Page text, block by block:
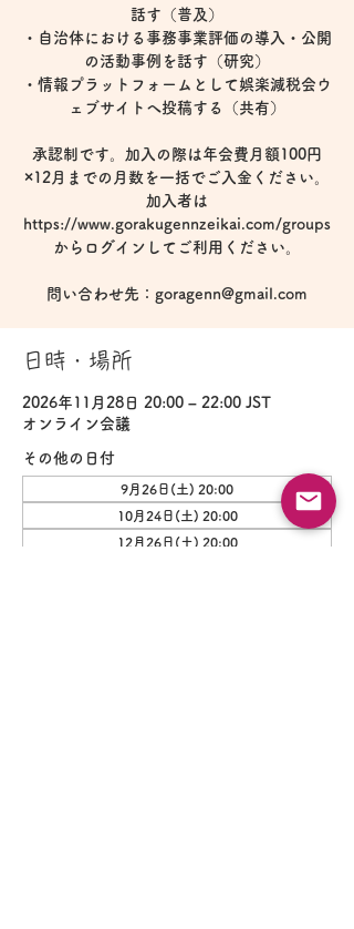
話す（普及）
・自治体における事務事業評価の導入・公開
の活動事例を話す（研究）
・情報プラットフォームとして娯楽減税会ウ
ェブサイトへ投稿する（共有）
承認制です。加入の際は年会費月額100円
×12月までの月数を一括でご入金ください。
加入者は
https://www.gorakugennzeikai.com/groups
からログインしてご利用ください。
問い合わせ先：goragenn@gmail.com
日時・場所
2026年11月28日 20:00 – 22:00 JST
オンライン会議
その他の日付
9月26日(土) 20:00
10月24日(土) 20:00
12月26日(土) 20:00